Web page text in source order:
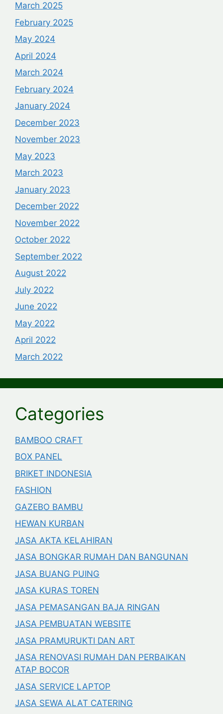
March 2025
February 2025
May 2024
April 2024
March 2024
February 2024
January 2024
December 2023
November 2023
May 2023
March 2023
January 2023
December 2022
November 2022
October 2022
September 2022
August 2022
July 2022
June 2022
May 2022
April 2022
March 2022
Categories
BAMBOO CRAFT
BOX PANEL
BRIKET INDONESIA
FASHION
GAZEBO BAMBU
HEWAN KURBAN
JASA AKTA KELAHIRAN
JASA BONGKAR RUMAH DAN BANGUNAN
JASA BUANG PUING
JASA KURAS TOREN
JASA PEMASANGAN BAJA RINGAN
JASA PEMBUATAN WEBSITE
JASA PRAMURUKTI DAN ART
JASA RENOVASI RUMAH DAN PERBAIKAN
ATAP BOCOR
JASA SERVICE LAPTOP
JASA SEWA ALAT CATERING